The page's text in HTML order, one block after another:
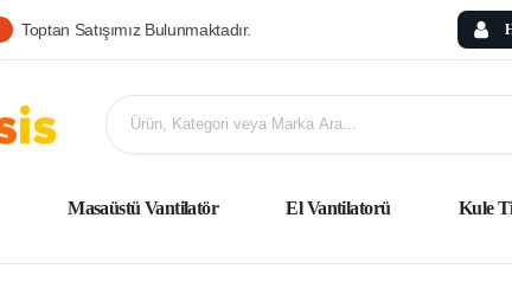
Toptan Satışımız Bulunmaktadır.
Masaüstü Vantilatör El Vantilatorü Kule